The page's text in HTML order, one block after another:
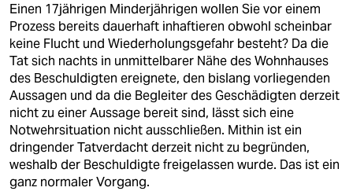
Einen 17jährigen Minderjährigen wollen Sie vor einem
Prozess bereits dauerhaft inhaftieren obwohl scheinbar
keine Flucht und Wiederholungsgefahr besteht? Da die
Tat sich nachts in unmittelbarer Nähe des Wohnhauses
des Beschuldigten ereignete, den bislang vorliegenden
Aussagen und da die Begleiter des Geschädigten derzeit
nicht zu einer Aussage bereit sind, lässt sich eine
Notwehrsituation nicht ausschließen. Mithin ist ein
dringender Tatverdacht derzeit nicht zu begründen,
weshalb der Beschuldigte freigelassen wurde. Das ist ein
ganz normaler Vorgang.